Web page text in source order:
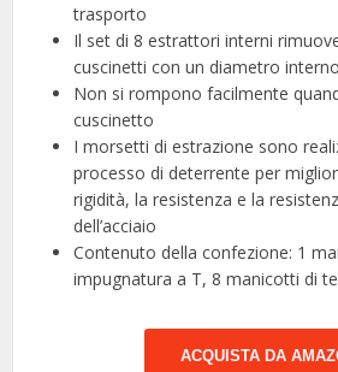
trasporto
Il set di 8 estrattori interni
cuscinetti con un diametro
Non si rompono facilmente
cuscinetto
I morsetti di estrazione sono
processo di deterrente per
rigidità, la resistenza e la
dell’acciaio
Contenuto della confezione: 1
impugnatura a T, 8 manicotti di
ACQUISTA DA